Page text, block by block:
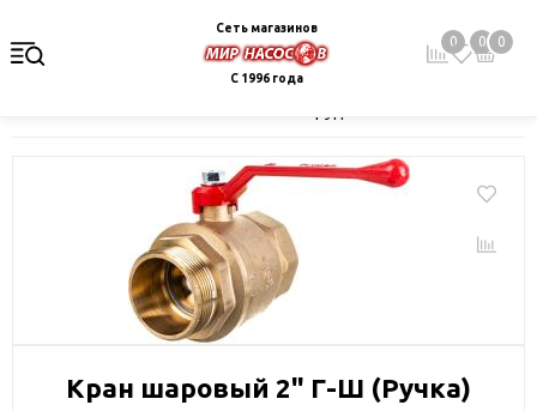
Сеть магазинов
С 1996 года
0 0 0
Кран шаровый 2" Г-Ш (Ручка)